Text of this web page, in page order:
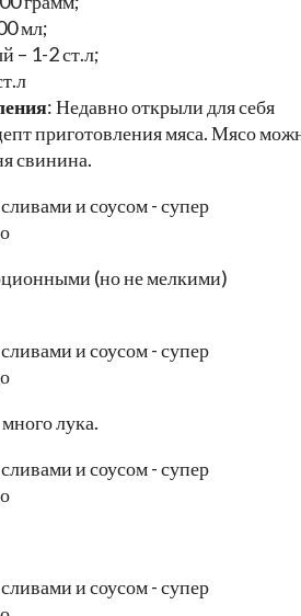
мл;
– 1-2 ст.л;
: Недавно открыли для себя
приготовления мяса. Мясо
свинина.
(но не мелкими)
лука.